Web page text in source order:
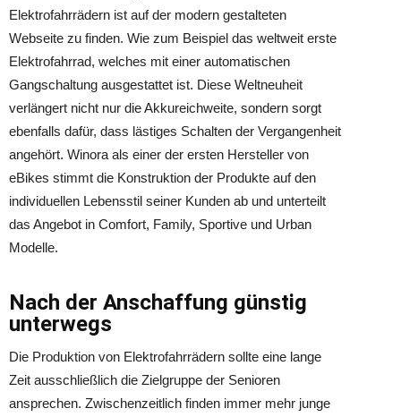
Elektrofahrrädern ist auf der modern gestalteten
Webseite zu finden. Wie zum Beispiel das weltweit erste
Elektrofahrrad, welches mit einer automatischen
Gangschaltung ausgestattet ist. Diese Weltneuheit
verlängert nicht nur die Akkureichweite, sondern sorgt
ebenfalls dafür, dass lästiges Schalten der Vergangenheit
angehört. Winora als einer der ersten Hersteller von
eBikes stimmt die Konstruktion der Produkte auf den
individuellen Lebensstil seiner Kunden ab und unterteilt
das Angebot in Comfort, Family, Sportive und Urban
Modelle.
Nach der Anschaffung günstig
unterwegs
Die Produktion von Elektrofahrrädern sollte eine lange
Zeit ausschließlich die Zielgruppe der Senioren
ansprechen. Zwischenzeitlich finden immer mehr junge